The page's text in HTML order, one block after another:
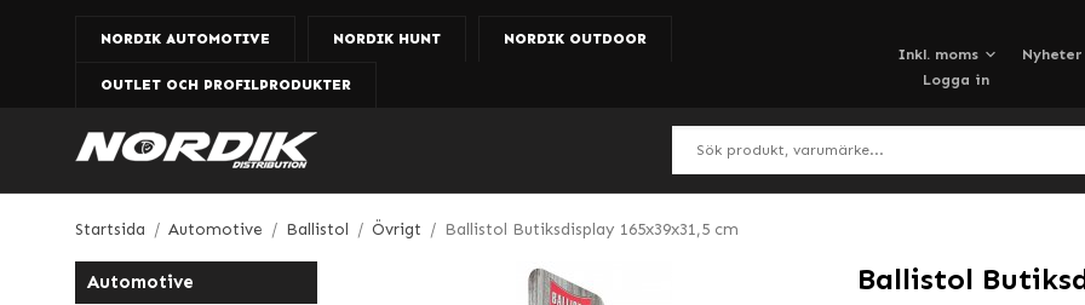
NORDIK AUTOMOTIVE NORDIK HUNT NORDIK OUTDOOR
OUTLET OCH PROFILPRODUKTER
Nyheter
Logga in
Startsida / Automotive / Ballistol / Övrigt / Ballistol Butiksdisplay 165x39x31,5 cm
Automotive Ballistol